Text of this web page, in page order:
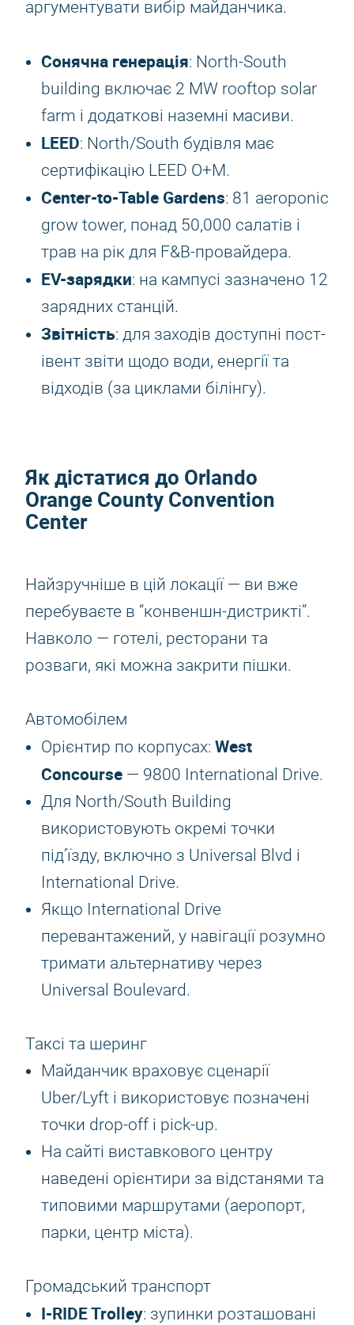
аргументувати вибір майданчика.
Сонячна генерація: North-South
building включає 2 MW rooftop solar
farm і додаткові наземні масиви.
LEED: North/South будівля має
сертифікацію LEED O+M.
Center-to-Table Gardens: 81 aeroponic
grow tower, понад 50,000 салатів і
трав на рік для F&B-провайдера.
EV-зарядки: на кампусі зазначено 12
зарядних станцій.
Звітність: для заходів доступні пост-
івент звіти щодо води, енергії та
відходів (за циклами білінгу).
Як дістатися до Orlando
Orange County Convention
Center
Найзручніше в цій локації — ви вже
перебуваєте в “конвеншн-дистрикті”.
Навколо — готелі, ресторани та
розваги, які можна закрити пішки.
Автомобілем
Орієнтир по корпусах: West
Concourse — 9800 International Drive.
Для North/South Building
використовують окремі точки
під’їзду, включно з Universal Blvd і
International Drive.
Якщо International Drive
перевантажений, у навігації розумно
тримати альтернативу через
Universal Boulevard.
Таксі та шеринг
Майданчик враховує сценарії
Uber/Lyft і використовує позначені
точки drop-off і pick-up.
На сайті виставкового центру
наведені орієнтири за відстанями та
типовими маршрутами (аеропорт,
парки, центр міста).
Громадський транспорт
I-RIDE Trolley: зупинки розташовані